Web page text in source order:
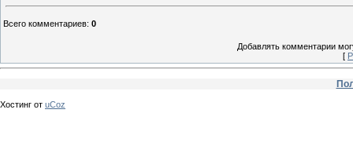
Всего комментариев: 0
Добавлять комментарии
[
Хостинг от uCoz